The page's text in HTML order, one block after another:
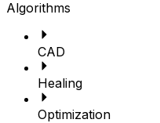
Algorithms
CAD
Healing
Optimization